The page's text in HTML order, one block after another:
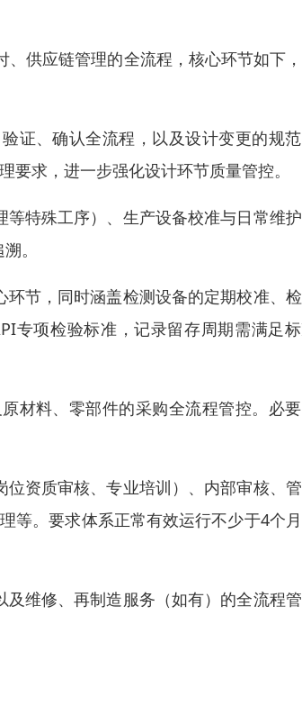
供应链管理的全流程，核心环节如下
证、确认全流程，以及设计变更的规
求，进一步强化设计环节质量管控。
特殊工序）、生产设备校准与日常维
。
节，同时涵盖检测设备的定期校准、
专项检验标准，记录留存周期需满足
材料、零部件的采购全流程管控。必
资质审核、专业培训）、内部审核、
等。要求体系正常有效运行不少于4个
维修、再制造服务（如有）的全流程